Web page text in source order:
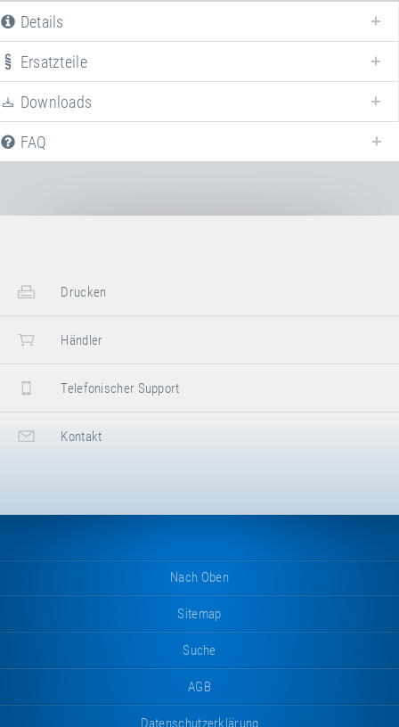
Details
Ersatzteile
Downloads
FAQ
Drucken
Händler
Telefonischer Support
Kontakt
Nach Oben
Sitemap
Suche
AGB
Datenschutzerklärung